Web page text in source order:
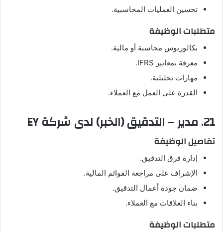
تحسين العمليات المحاسبية.
متطلبات الوظيفة
بكالوريوس محاسبة أو مالية.
معرفة بمعايير IFRS.
مهارات تحليلية.
القدرة على العمل مع العملاء.
21. مدير – التدقيق (الخبر) لدى شركة EY
تفاصيل الوظيفة
إدارة فرق التدقيق.
الإشراف على مراجعة القوائم المالية.
ضمان جودة أعمال التدقيق.
بناء العلاقات مع العملاء.
متطلبات الوظيفة